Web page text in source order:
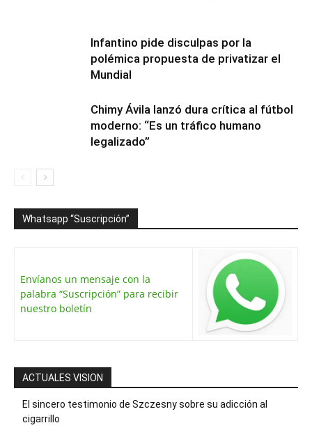
Infantino pide disculpas por la
polémica propuesta de privatizar el
Mundial
Chimy Ávila lanzó dura crítica al fútbol
moderno: “Es un tráfico humano
legalizado”
Whatsapp “Suscripción”
Envíanos un mensaje con la
palabra “Suscripción” para recibir
nuestro boletín
ACTUALES VISION
El sincero testimonio de Szczesny sobre su adicción al
cigarrillo